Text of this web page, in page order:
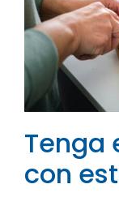
Tenga
con